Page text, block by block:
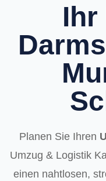
Ihr
Planen Sie Ihren
Umzug & Logistik
einen nahtlosen,